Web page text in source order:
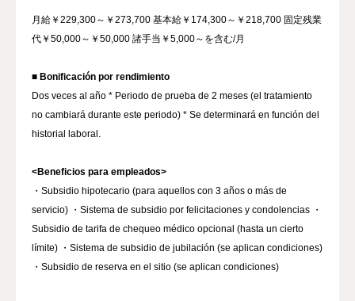
月給￥229,300～￥273,700 基本給￥174,300～￥218,700 固定残業
代￥50,000～￥50,000 諸手当￥5,000～を含む/月
■ Bonificación por rendimiento
Dos veces al año * Periodo de prueba de 2 meses (el tratamiento
no cambiará durante este periodo) * Se determinará en función del
historial laboral.
<Beneficios para empleados>
・Subsidio hipotecario (para aquellos con 3 años o más de
servicio) ・Sistema de subsidio por felicitaciones y condolencias ・
Subsidio de tarifa de chequeo médico opcional (hasta un cierto
límite) ・Sistema de subsidio de jubilación (se aplican condiciones)